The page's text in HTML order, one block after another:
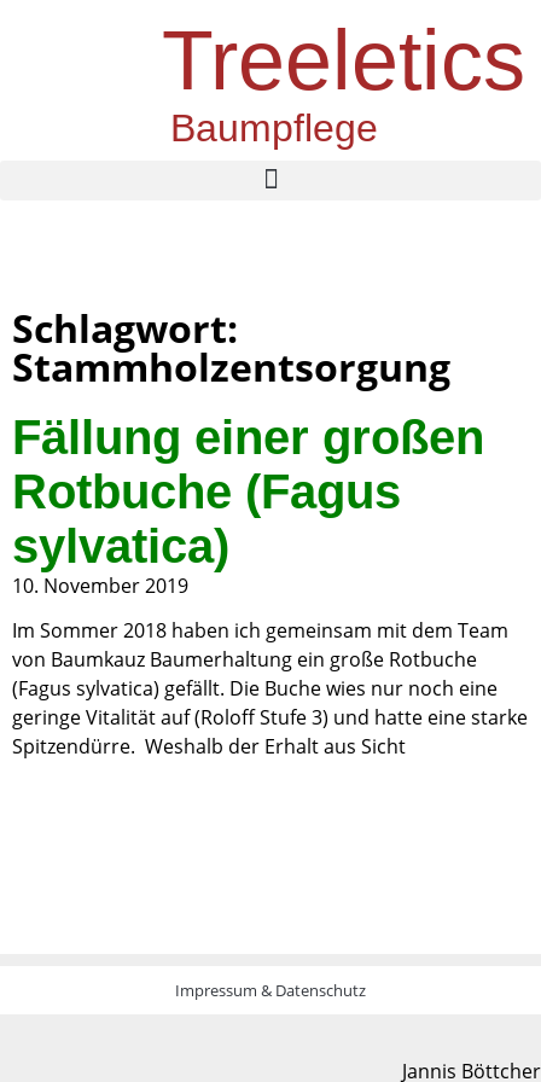
Treeletics
Baumpflege
Schlagwort:
Stammholzentsorgung
Fällung einer großen
Rotbuche (Fagus
sylvatica)
10. November 2019
Im Sommer 2018 haben ich gemeinsam mit dem Team
von Baumkauz Baumerhaltung ein große Rotbuche
(Fagus sylvatica) gefällt. Die Buche wies nur noch eine
geringe Vitalität auf (Roloff Stufe 3) und hatte eine starke
Spitzendürre. Weshalb der Erhalt aus Sicht
Impressum & Datenschutz
Jannis Böttcher